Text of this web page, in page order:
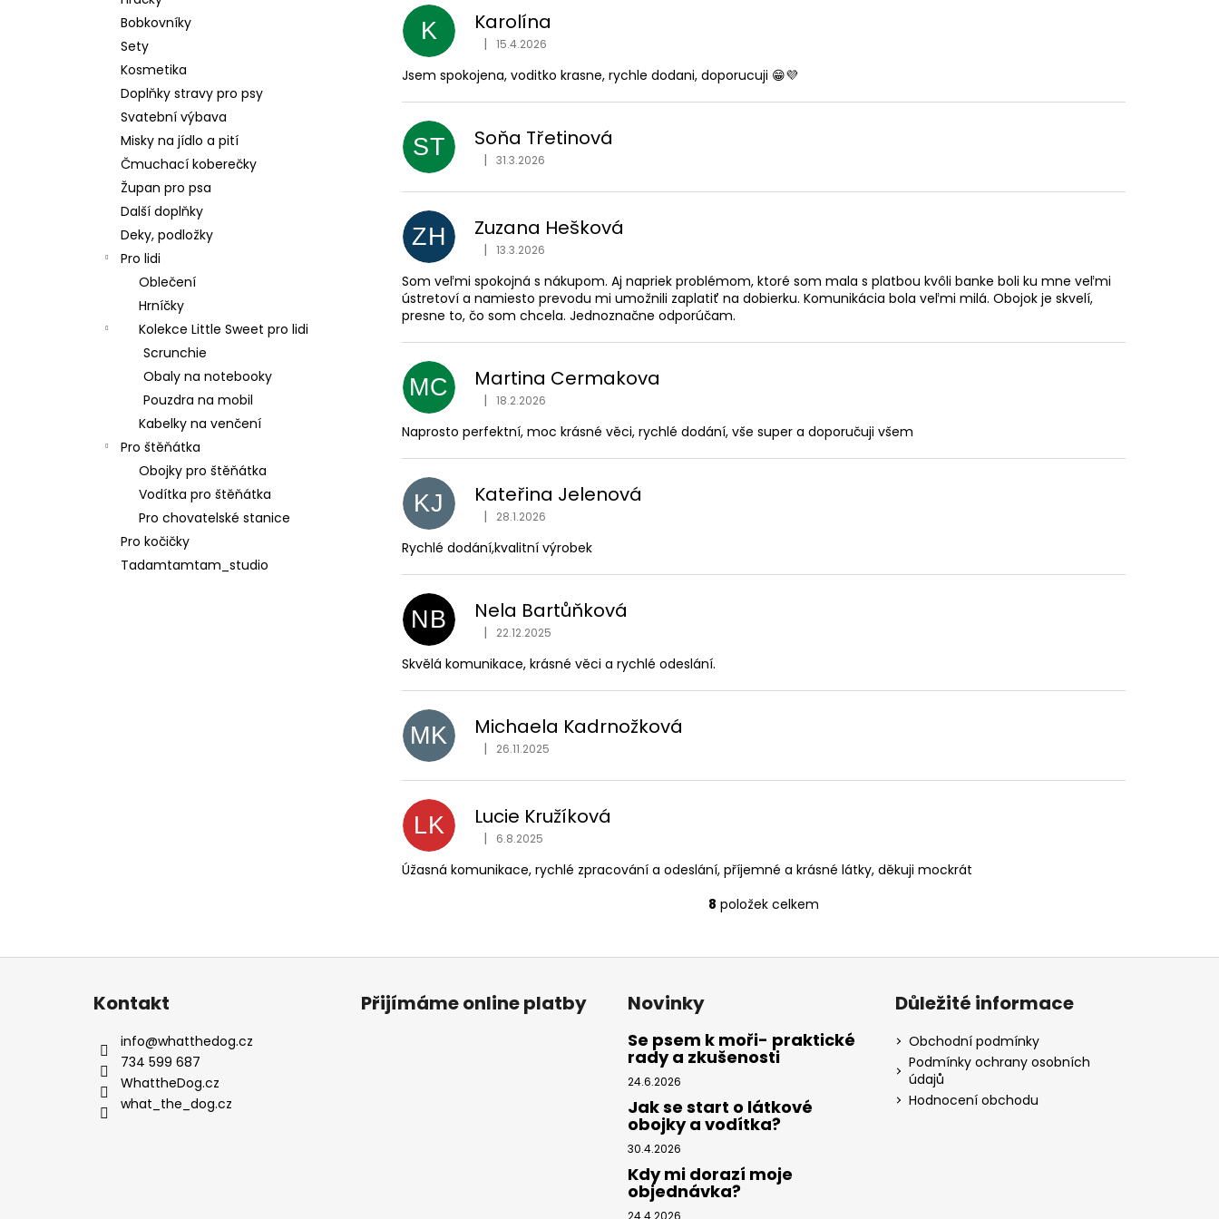
Bobkovníky
Sety
Kosmetika
Doplňky stravy pro psy
Svatební výbava
Misky na jídlo a pití
Čmuchací koberečky
Župan pro psa
Další doplňky
Deky, podložky
Pro lidi
Oblečení
Hrníčky
Kolekce Little Sweet pro lidi
Scrunchie
Obaly na notebooky
Pouzdra na mobil
Kabelky na venčení
Pro štěňátka
Obojky pro štěňátka
Vodítka pro štěňátka
Pro chovatelské stanice
Pro kočičky
Tadamtamtam_studio
p
i
s
h
o
d
n
o
c
e
n
í
K Karolína
Hodnocení obchodu je 5 z 5 hvězdiček.
| 15.4.2026
Jsem spokojena, voditko krasne, rychle dodani, doporucuji 😁💜
ST Soňa Třetinová
Hodnocení obchodu je 5 z 5 hvězdiček.
| 31.3.2026
ZH Zuzana Hešková
Hodnocení obchodu je 5 z 5 hvězdiček.
| 13.3.2026
Som veľmi spokojná s nákupom. Aj napriek problémom, ktoré som mala s platbou kvôli banke boli ku mne veľmi
ústretoví a namiesto prevodu mi umožnili zaplatiť na dobierku. Komunikácia bola veľmi milá. Obojok je skvelí,
presne to, čo som chcela. Jednoznačne odporúčam.
MC Martina Cermakova
Hodnocení obchodu je 5 z 5 hvězdiček.
| 18.2.2026
Naprosto perfektní, moc krásné věci, rychlé dodání, vše super a doporučuji všem
KJ Kateřina Jelenová
Hodnocení obchodu je 5 z 5 hvězdiček.
| 28.1.2026
Rychlé dodání,kvalitní výrobek
NB Nela Bartůňková
Hodnocení obchodu je 5 z 5 hvězdiček.
| 22.12.2025
Skvělá komunikace, krásné věci a rychlé odeslání.
MK Michaela Kadrnožková
Hodnocení obchodu je 5 z 5 hvězdiček.
| 26.11.2025
LK Lucie Kružíková
Hodnocení obchodu je 5 z 5 hvězdiček.
| 6.8.2025
Úžasná komunikace, rychlé zpracování a odeslání, příjemné a krásné látky, děkuji mockrát
O
l
c
í
v
k
v
8 položek celkem
550 Kč
550 Kč
Z
Kontakt
info@whatthedog.cz
734 599 687
WhattheDog.cz
what_the_dog.cz
Přijímáme online platby Novinky
Se psem k moři- praktické
rady a zkušenosti
24.6.2026
Jak se start o látkové
obojky a vodítka?
30.4.2026
Kdy mi dorazí moje
objednávka?
24.4.2026
Důležité informace
Obchodní podmínky
Podmínky ochrany osobních
údajů
Hodnocení obchodu